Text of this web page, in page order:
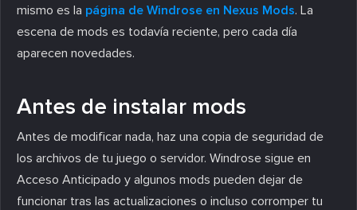
mismo es la página de Windrose en Nexus Mods. La
escena de mods es todavía reciente, pero cada día
aparecen novedades.
Antes de instalar mods
Antes de modificar nada, haz una copia de seguridad de
los archivos de tu juego o servidor. Windrose sigue en
Acceso Anticipado y algunos mods pueden dejar de
funcionar tras las actualizaciones o incluso corromper tu